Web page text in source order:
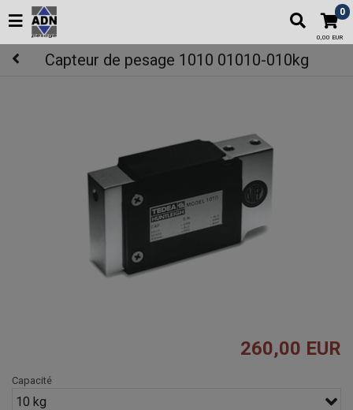
0
0,00 EUR
Capteur de pesage 1010 01010-010kg
260,00 EUR
Capacité
10 kg